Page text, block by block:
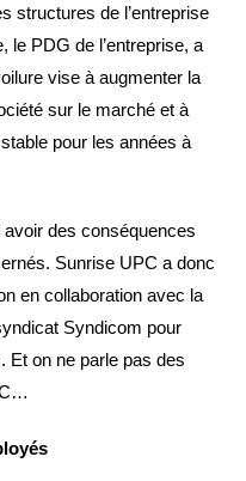
structures de l’entreprise
le PDG de l’entreprise, a
vise à augmenter la
sur le marché et à
pour les années à
des conséquences
Sunrise UPC a donc
en collaboration avec la
Syndicom pour
Et on ne parle pas des